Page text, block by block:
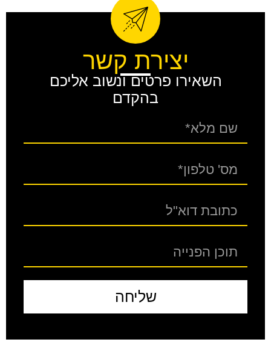
יצירת קשר
השאירו פרטים ונשוב אליכם
בהקדם
שליחה